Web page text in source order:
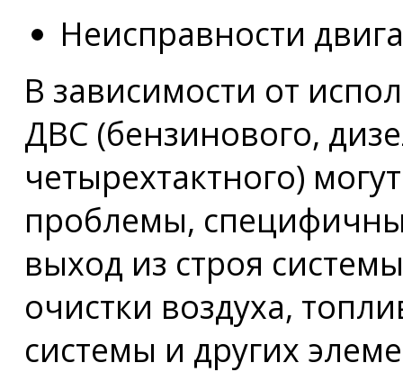
Неисправности
В зависимости от
ДВС (бензинового,
четырехтактного)
проблемы,
выход из строя
очистки воздуха,
системы и других